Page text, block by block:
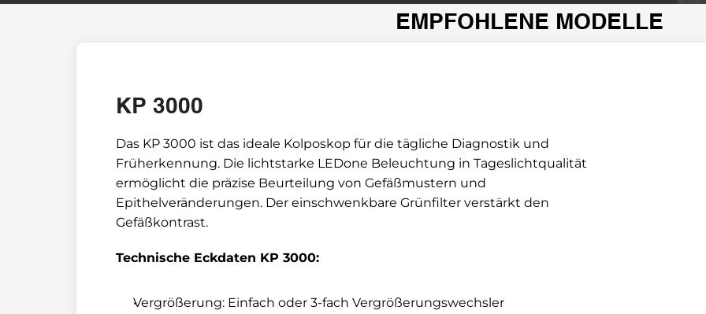
EMPFOHLENE MODELLE
KP 3000
Das KP 3000 ist das ideale Kolposkop für die tägliche Diagnostik und
Früherkennung. Die lichtstarke LEDone Beleuchtung in Tageslichtqualität
ermöglicht die präzise Beurteilung von Gefäßmustern und
Epithelveränderungen. Der einschwenkbare Grünfilter verstärkt den
Gefäßkontrast.
Technische Eckdaten KP 3000:
Vergrößerung: Einfach oder 3-fach Vergrößerungswechsler